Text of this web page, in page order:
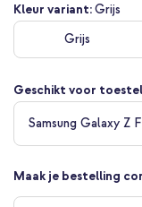
Ga
naar
begin
de
afbeeldingen-
gallerij
Kleur variant:Grijs
Grijs
Geschikt voor
Samsung Galaxy Z
Maak je bestelling